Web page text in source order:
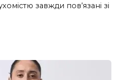
завжди пов’язані зі